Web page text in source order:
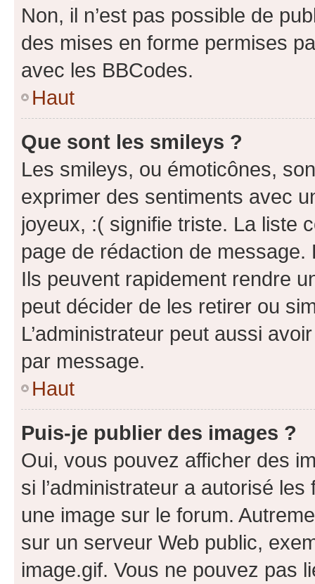
Non, il n’est pas possible de
des mises en forme permises
avec les BBCodes.
Haut
Que sont les smileys ?
Les smileys, ou émoticônes,
exprimer des sentiments avec
joyeux, :( signifie triste. La liste
page de rédaction de
Ils peuvent rapidement rendre
peut décider de les retirer ou
L’administrateur peut aussi
par message.
Haut
Puis-je publier des images ?
Oui, vous pouvez afficher des
si l’administrateur a autorisé
une image sur le forum.
sur un serveur Web public,
image.gif. Vous ne pouvez pas